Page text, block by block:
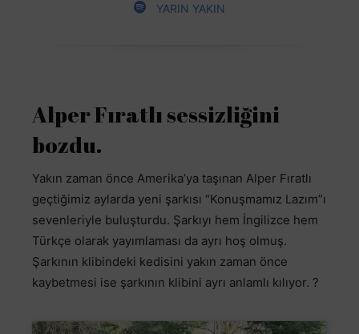
YARIN YAKIN
Alper Fıratlı sessizliğini
bozdu.
Yakın zaman önce Amerika’ya taşınan Alper Fıratlı
geçtiğimiz aylarda yeni şarkısı “Konuşmamız Lazım”ı
sevenleriyle buluşturdu. Şarkıyı hem İngilizce hem
Türkçe olarak yayımlaması da ayrı hoş olmuş.
Şarkının klibindeki kedisini yakın zaman önce
kaybetmesi ise şarkının klibini ayrı anlamlı kılıyor. ?